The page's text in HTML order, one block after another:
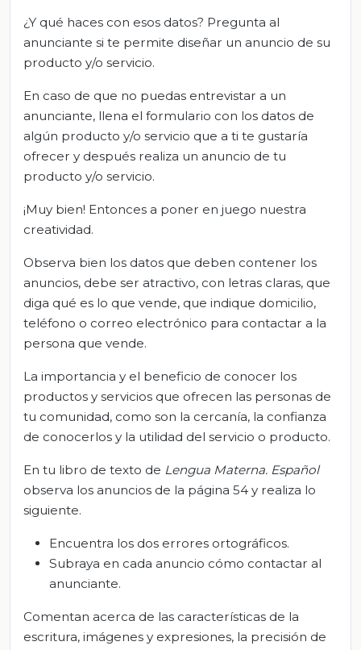
¿Y qué haces con esos datos? Pregunta al
anunciante si te permite diseñar un anuncio de su
producto y/o servicio.
En caso de que no puedas entrevistar a un
anunciante, llena el formulario con los datos de
algún producto y/o servicio que a ti te gustaría
ofrecer y después realiza un anuncio de tu
producto y/o servicio.
¡Muy bien! Entonces a poner en juego nuestra
creatividad.
Observa bien los datos que deben contener los
anuncios, debe ser atractivo, con letras claras, que
diga qué es lo que vende, que indique domicilio,
teléfono o correo electrónico para contactar a la
persona que vende.
La importancia y el beneficio de conocer los
productos y servicios que ofrecen las personas de
tu comunidad, como son la cercanía, la confianza
de conocerlos y la utilidad del servicio o producto.
En tu libro de texto de Lengua Materna. Español
observa los anuncios de la página 54 y realiza lo
siguiente.
Encuentra los dos errores ortográficos.
Subraya en cada anuncio cómo contactar al
anunciante.
Comentan acerca de las características de la
escritura, imágenes y expresiones, la precisión de